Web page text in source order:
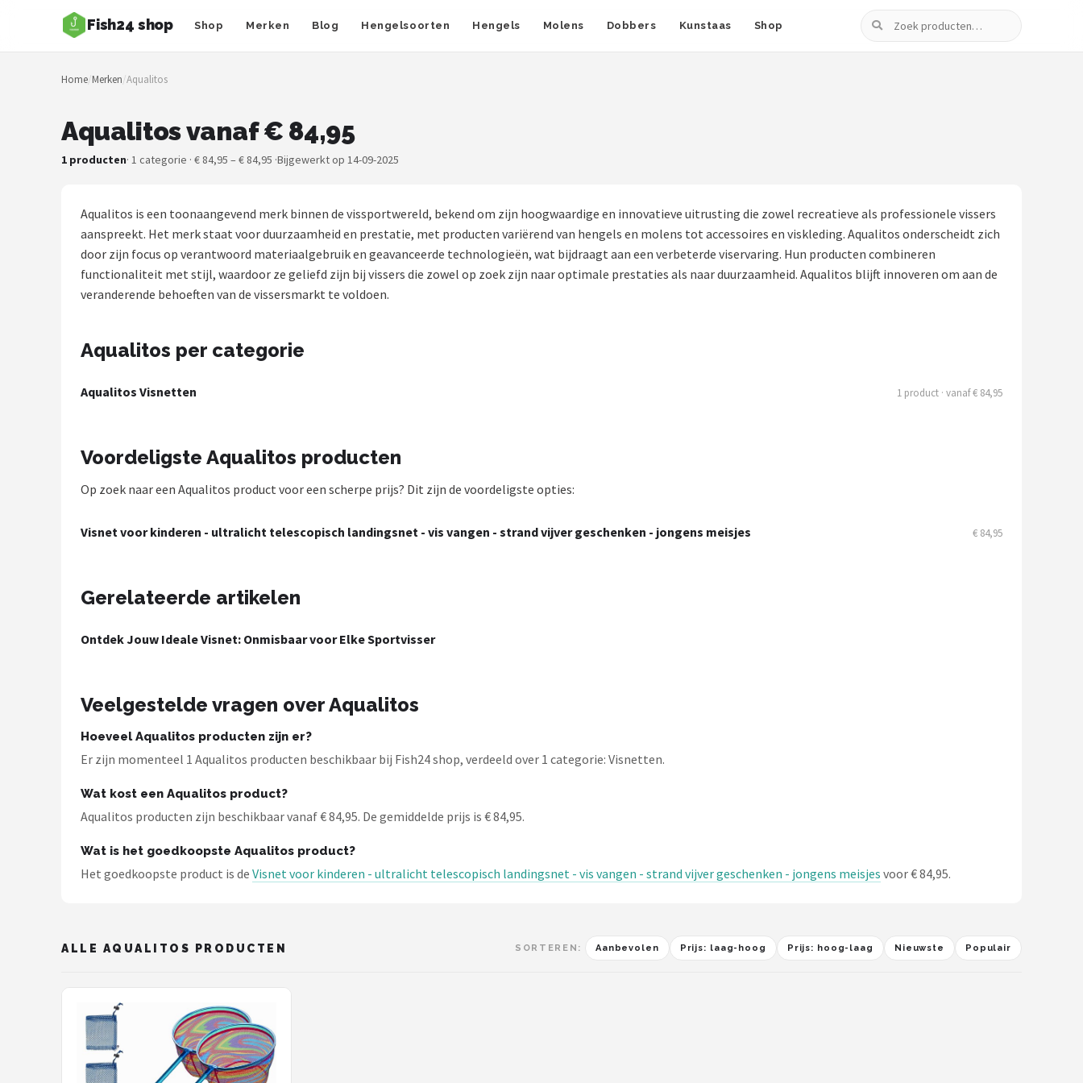
Fish24 shop Shop Merken Blog Hengelsoorten Hengels Molens Dobbers Kunstaas Shop
Zoeken
Zoeken
NAVIGATIE
Merken
Hengelsoorten
Hengels
Dobbers
Kunstaas
POPULAIRE MERKEN
Rozemeijer
Alle merken →
Home/Merken/Aqualitos
Aqualitos vanaf € 84,95
1 producten· 1 categorie · € 84,95 – € 84,95 ·Bijgewerkt op 14-09-2025
Aqualitos is een toonaangevend merk binnen de vissportwereld, bekend om zijn hoogwaardige en innovatieve uitrusting die zowel recreatieve als professionele vissers
aanspreekt. Het merk staat voor duurzaamheid en prestatie, met producten variërend van hengels en molens tot accessoires en viskleding. Aqualitos onderscheidt zich
door zijn focus op verantwoord materiaalgebruik en geavanceerde technologieën, wat bijdraagt aan een verbeterde viservaring. Hun producten combineren
functionaliteit met stijl, waardoor ze geliefd zijn bij vissers die zowel op zoek zijn naar optimale prestaties als naar duurzaamheid. Aqualitos blijft innoveren om aan de
veranderende behoeften van de vissersmarkt te voldoen.
Aqualitos per categorie
Aqualitos Visnetten 1 product · vanaf € 84,95
Voordeligste Aqualitos producten
Op zoek naar een Aqualitos product voor een scherpe prijs? Dit zijn de voordeligste opties:
Visnet voor kinderen - ultralicht telescopisch landingsnet - vis vangen - strand vijver geschenken - jongens meisjes € 84,95
Gerelateerde artikelen
Ontdek Jouw Ideale Visnet: Onmisbaar voor Elke Sportvisser
Veelgestelde vragen over Aqualitos
Hoeveel Aqualitos producten zijn er?
Er zijn momenteel 1 Aqualitos producten beschikbaar bij Fish24 shop, verdeeld over 1 categorie: Visnetten.
Wat kost een Aqualitos product?
Aqualitos producten zijn beschikbaar vanaf € 84,95. De gemiddelde prijs is € 84,95.
Wat is het goedkoopste Aqualitos product?
Het goedkoopste product is de Visnet voor kinderen - ultralicht telescopisch landingsnet - vis vangen - strand vijver geschenken - jongens meisjes voor € 84,95.
ALLE AQUALITOS PRODUCTEN SORTEREN: Aanbevolen Prijs: laag-hoog Prijs: hoog-laag Nieuwste Populair